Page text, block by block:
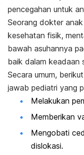
pencegahan untuk
Seorang dokter
kesehatan fisik,
bawah asuhannya
baik dalam keadaan
Secara umum,
jawab pediatri yang
Melakukan
Memberikan
Mengobati
dislokasi.